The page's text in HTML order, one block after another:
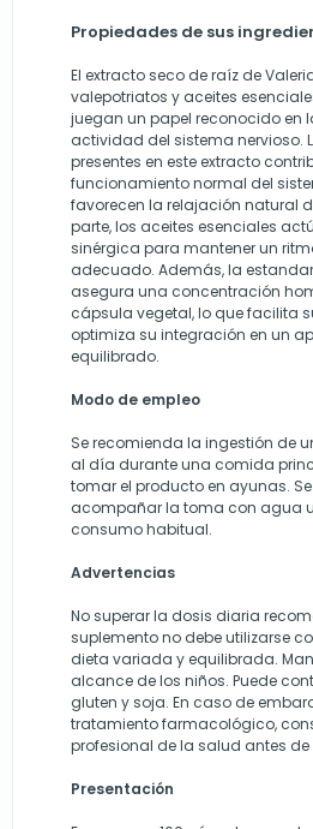
Propiedades de sus
El extracto seco de raíz de
valepotriatos y aceites
juegan un papel reconocido en
actividad del sistema nervioso.
presentes en este extracto
funcionamiento normal del
favorecen la relajación natural
parte, los aceites esenciales
sinérgica para mantener un
adecuado. Además, la
asegura una concentración
cápsula vegetal, lo que facilita
optimiza su integración en un
equilibrado.
Modo de empleo
Se recomienda la ingestión de
al día durante una comida
tomar el producto en ayunas.
acompañar la toma con agua
consumo habitual.
Advertencias
No superar la dosis diaria
suplemento no debe utilizarse
dieta variada y equilibrada.
alcance de los niños. Puede
gluten y soja. En caso de
tratamiento farmacológico,
profesional de la salud antes de
Presentación